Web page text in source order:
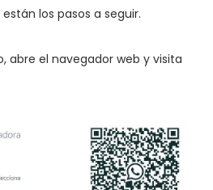
los pasos a seguir.
abre el navegador web y visita